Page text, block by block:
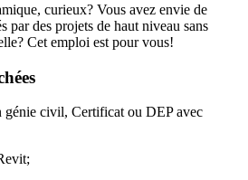
curieux? Vous avez envie de
par des projets de haut niveau sans
Cet emploi est pour vous!
génie civil, Certificat ou DEP avec